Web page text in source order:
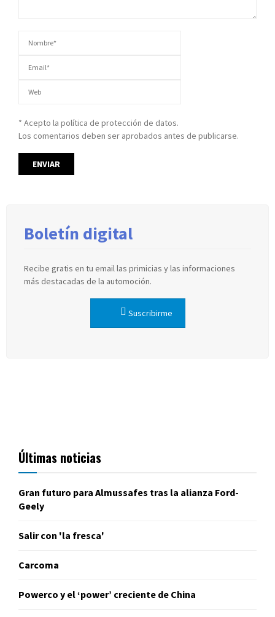
* Acepto la política de protección de datos.
Los comentarios deben ser aprobados antes de publicarse.
Boletín digital
Recibe gratis en tu email las primicias y las informaciones
más destacadas de la automoción.
Suscribirme
Últimas noticias
Gran futuro para Almussafes tras la alianza Ford-
Geely
Salir con 'la fresca'
Carcoma
Powerco y el ‘power’ creciente de China